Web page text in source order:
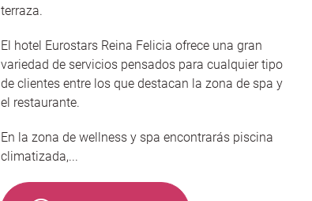
terraza.
El hotel Eurostars Reina Felicia ofrece una gran
variedad de servicios pensados para cualquier tipo
de clientes entre los que destacan la zona de spa y
el restaurante.
En la zona de wellness y spa encontrarás piscina
climatizada,...